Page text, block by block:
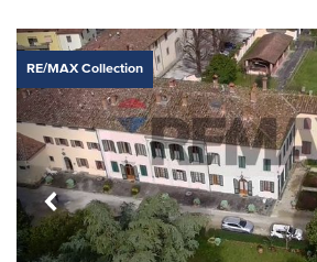
RE/MAX Collection